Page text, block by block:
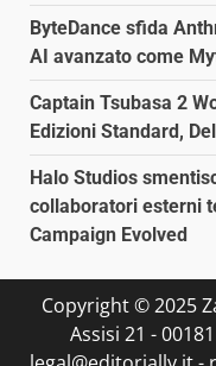
ByteDance sfida
AI avanzato come
Captain Tsubasa 2
Edizioni Standard,
Halo Studios
collaboratori esterni
Campaign Evolved
Copyright © 2025
Assisi 21 -